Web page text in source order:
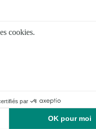
à La Gimond